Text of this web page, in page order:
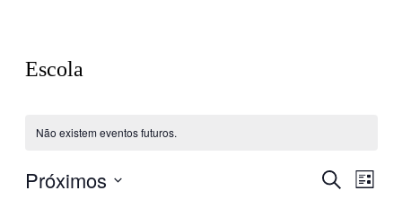
Escola
Não existem eventos futuros.
Pesquisar
Lista
Próximos